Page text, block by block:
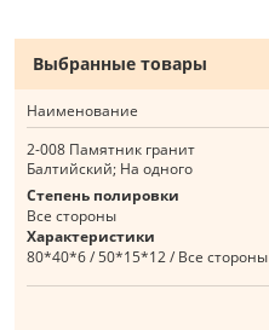
Выбранные товары
Наименование
2-008 Памятник гранит
Балтийский; На одного
Степень полировки
Все стороны
Характеристики
80*40*6 / 50*15*12 / Все стороны